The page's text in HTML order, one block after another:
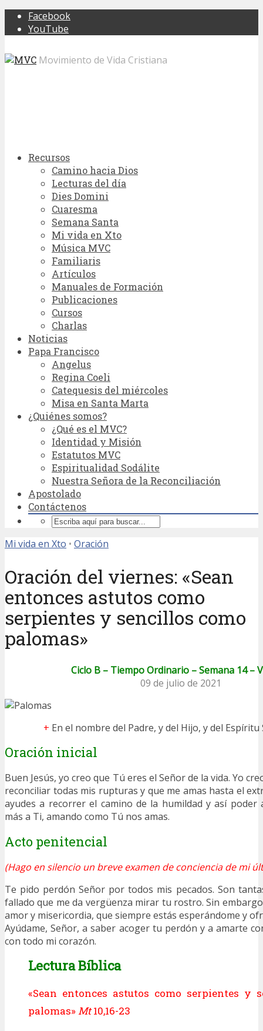
Facebook
YouTube
Movimiento de Vida Cristiana
Recursos
Camino hacia Dios
Lecturas del día
Dies Domini
Cuaresma
Semana Santa
Mi vida en Xto
Música MVC
Familiaris
Artículos
Manuales de Formación
Publicaciones
Cursos
Charlas
Noticias
Papa Francisco
Angelus
Regina Coeli
Catequesis del miércoles
Misa en Santa Marta
¿Quiénes somos?
¿Qué es el MVC?
Identidad y Misión
Estatutos MVC
Espiritualidad Sodálite
Nuestra Señora de la Reconciliación
Apostolado
Contáctenos
Mi vida en Xto • Oración
Oración del viernes: «Sean
entonces astutos como
serpientes y sencillos como
palomas»
Ciclo B – Tiempo Ordinario – Semana 14 –
09 de julio de 2021
+ En el nombre del Padre, y del Hijo, y del Espíritu
Oración inicial
Buen Jesús, yo creo que Tú eres el Señor de la vida. Yo
reconciliar todas mis rupturas y que me amas hasta el
ayudes a recorrer el camino de la humildad y así poder
más a Ti, amando como Tú nos amas.
Acto penitencial
(Hago en silencio un breve examen de conciencia de mi
Te pido perdón Señor por todos mis pecados. Son
fallado que me da vergüenza mirar tu rostro. Sin
amor y misericordia, que siempre estás esperándome y
Ayúdame, Señor, a saber acoger tu perdón y a amarte
con todo mi corazón.
Lectura Bíblica
«Sean entonces astutos como serpientes y
palomas»Mt10,16-23